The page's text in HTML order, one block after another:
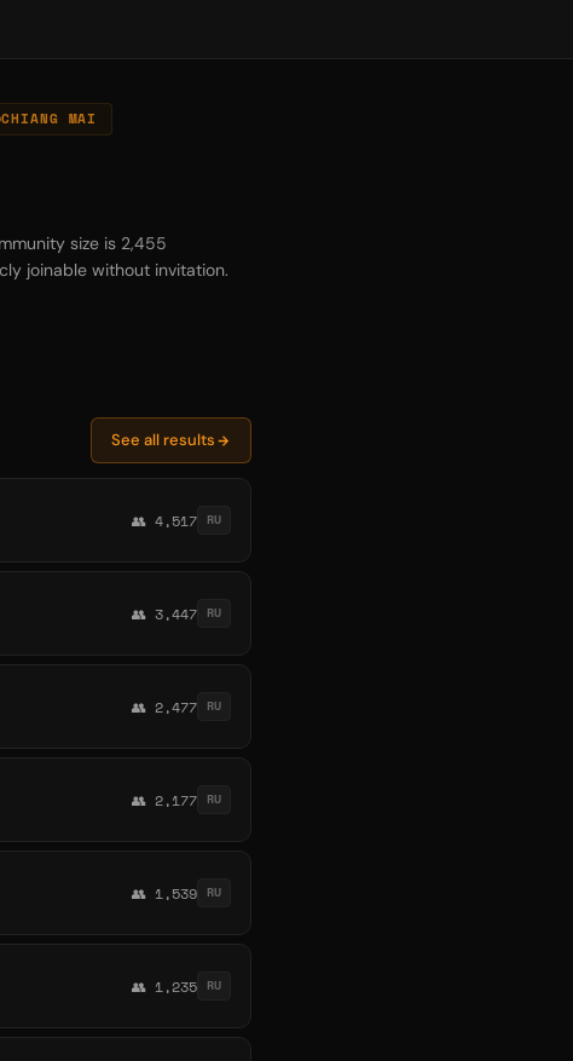
CHIANG MAI
size is 2,455
joinable without invitation.
See all results
👥 4,517 RU
👥 3,447 RU
👥 2,477 RU
👥 2,177 RU
👥 1,539 RU
👥 1,235 RU